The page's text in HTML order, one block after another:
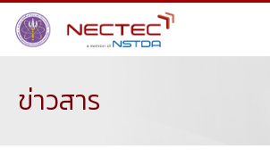
ข่าวสาร